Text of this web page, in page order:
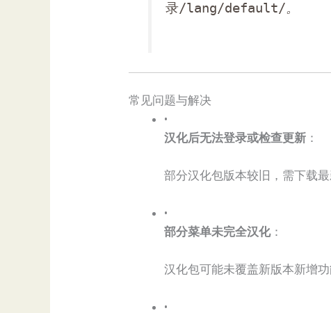
录/lang/default/。
常见问题与解决
•
​汉化后无法登录或检查更新​ ​：
部分汉化包版本较旧，需下载
•
​部分菜单未完全汉化​​：
汉化包可能未覆盖新版本新增
•